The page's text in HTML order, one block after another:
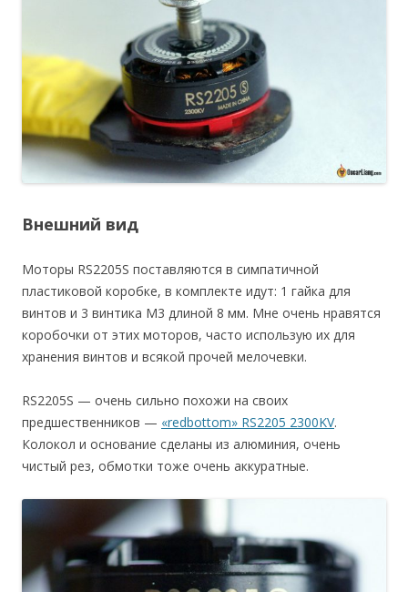
Внешний вид
Моторы RS2205S поставляются в симпатичной
пластиковой коробке, в комплекте идут: 1 гайка для
винтов и 3 винтика M3 длиной 8 мм. Мне очень нравятся
коробочки от этих моторов, часто использую их для
хранения винтов и всякой прочей мелочевки.
RS2205S — очень сильно похожи на своих
предшественников — «redbottom» RS2205 2300KV.
Колокол и основание сделаны из алюминия, очень
чистый рез, обмотки тоже очень аккуратные.